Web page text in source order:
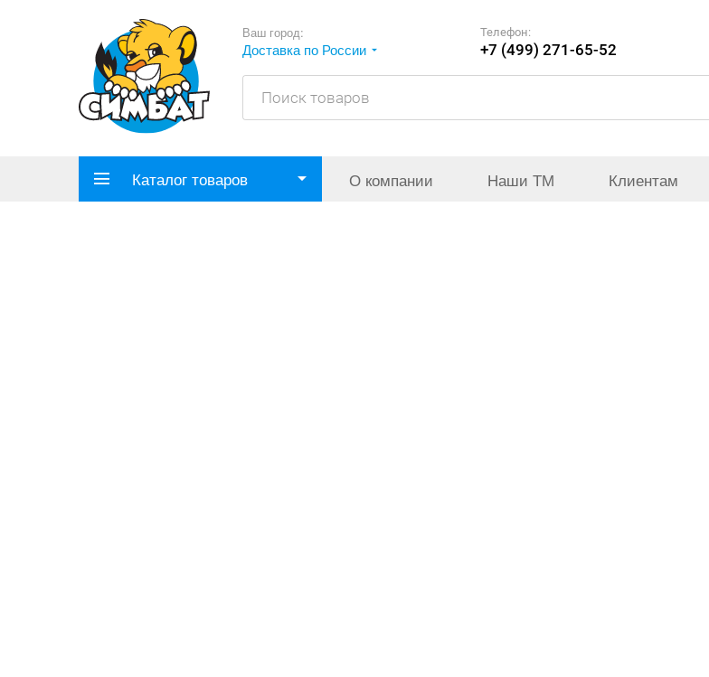
Ваш город:
Доставка по России
Телефон:
+7 (499) 271-65-52
Каталог товаров О компании Наши ТМ Клиентам